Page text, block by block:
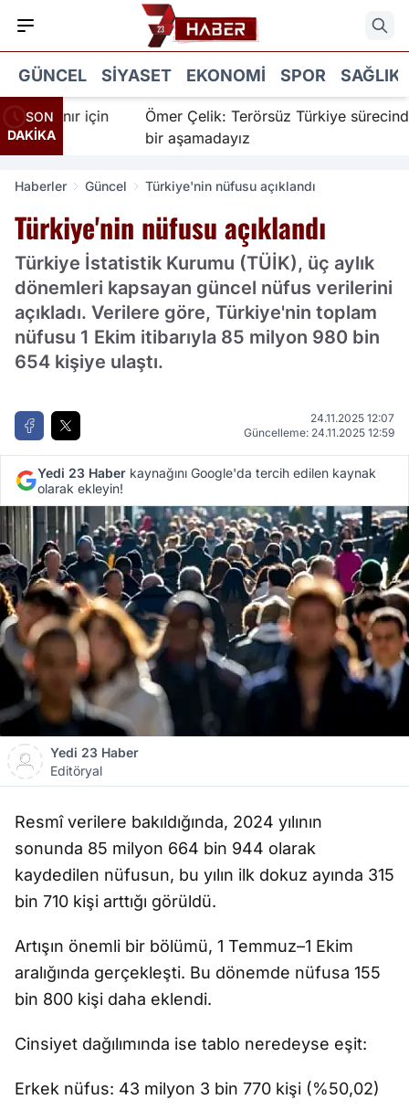
GÜNCEL SIYASET EKONOMI SPOR SAĞLIK
SON
DAKİKA
İnanır için
Ömer Çelik: Terörsüz Türkiye sürecinde
bir aşamadayız
Haberler Güncel Türkiye'nin nüfusu açıklandı
Türkiye'nin nüfusu açıklandı
Türkiye İstatistik Kurumu (TÜİK), üç aylık
dönemleri kapsayan güncel nüfus verilerini
açıkladı. Verilere göre, Türkiye'nin toplam
nüfusu 1 Ekim itibarıyla 85 milyon 980 bin
654 kişiye ulaştı.
24.11.2025 12:07
Güncelleme: 24.11.2025 12:59
Yedi 23 Haber kaynağını Google'da tercih edilen kaynak
olarak ekleyin!
Yedi 23 Haber
Editöryal
Resmî verilere bakıldığında, 2024 yılının
sonunda 85 milyon 664 bin 944 olarak
kaydedilen nüfusun, bu yılın ilk dokuz ayında 315
bin 710 kişi arttığı görüldü.
Artışın önemli bir bölümü, 1 Temmuz–1 Ekim
aralığında gerçekleşti. Bu dönemde nüfusa 155
bin 800 kişi daha eklendi.
Cinsiyet dağılımında ise tablo neredeyse eşit:
Erkek nüfus: 43 milyon 3 bin 770 kişi (%50,02)